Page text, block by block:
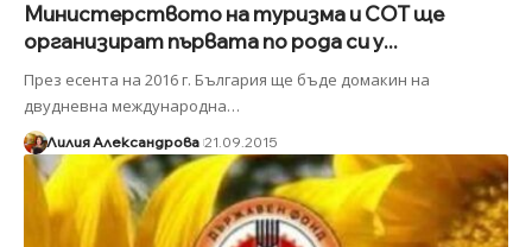
Министерството на туризма и СОТ ще
организират първата по рода си у...
През есента на 2016 г. България ще бъде домакин на
двудневна международна…
Лилия Александрова 21.09.2015